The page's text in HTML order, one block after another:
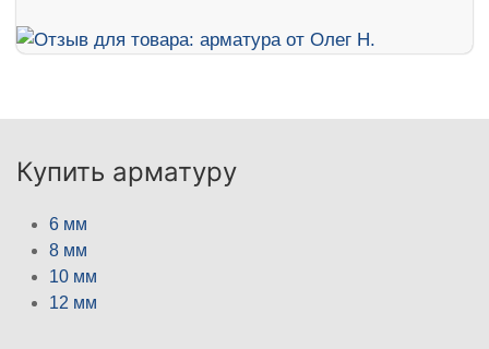
Купить арматуру
6 мм
8 мм
10 мм
12 мм